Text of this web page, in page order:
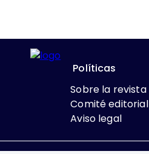
Políticas
Sobre la revista
Comité editorial
Aviso legal